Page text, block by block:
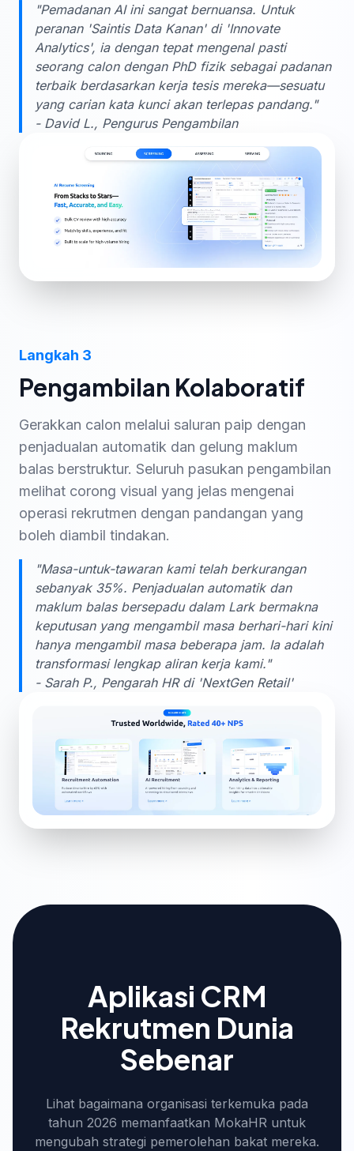
"Pemadanan AI ini sangat bernuansa. Untuk
peranan 'Saintis Data Kanan' di 'Innovate
Analytics', ia dengan tepat mengenal pasti
seorang calon dengan PhD fizik sebagai padanan
terbaik berdasarkan kerja tesis mereka—sesuatu
yang carian kata kunci akan terlepas pandang."
- David L., Pengurus Pengambilan
Langkah 3
Pengambilan Kolaboratif
Gerakkan calon melalui saluran paip dengan
penjadualan automatik dan gelung maklum
balas berstruktur. Seluruh pasukan pengambilan
melihat corong visual yang jelas mengenai
operasi rekrutmen dengan pandangan yang
boleh diambil tindakan.
"Masa-untuk-tawaran kami telah berkurangan
sebanyak 35%. Penjadualan automatik dan
maklum balas bersepadu dalam Lark bermakna
keputusan yang mengambil masa berhari-hari kini
hanya mengambil masa beberapa jam. Ia adalah
transformasi lengkap aliran kerja kami."
- Sarah P., Pengarah HR di 'NextGen Retail'
Aplikasi CRM
Rekrutmen Dunia
Sebenar
Lihat bagaimana organisasi terkemuka pada
tahun 2026 memanfaatkan MokaHR untuk
mengubah strategi pemerolehan bakat mereka.